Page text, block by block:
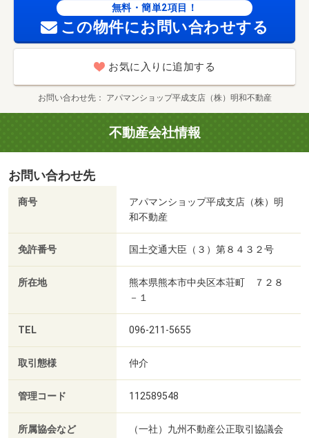
ッキー水前寺店（スーパー）まで２８ｍ／サニー水前寺店
（スーパー）まで６１３ｍ／ゆめマート水前寺駅（スーパ
ー）まで５７２ｍ／ファミリーマート（コンビニ）まで９
４５ｍ／セブンイレブン（コンビニ）まで１１６９ｍ／ロ
ーソン（コンビニ）まで１２０７ｍ
無料・簡単2項目！
この物件にお問い合わせする
お気に入りに追加する
お問い合わせ先 アパマンショップ平成支店（株）明和不動産
不動産会社情報
お問い合わせ先
商号
アパマンショップ平成支店（株）明
和不動産
免許番号 国土交通大臣（３）第８４３２号
所在地
熊本県熊本市中央区本荘町 ７２８
－１
TEL 096-211-5655
取引態様 仲介
管理コード 112589548
所属協会など
（一社）九州不動産公正取引協議会